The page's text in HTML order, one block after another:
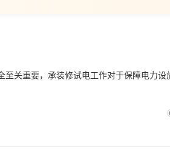
至关重要，承装修试电工作对于保障电力设